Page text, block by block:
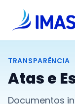
TRANSPARÊNCIA
Atas e
Documentos